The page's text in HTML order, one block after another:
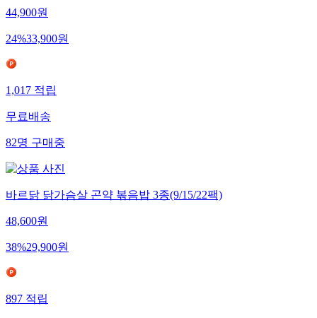
44,900원
24%33,900원
1,017적립
무료배송
82명구매중
바르닭 닭가슴살 곤약 볶음밥 3종(9/15/22팩)
48,600원
38%29,900원
897적립